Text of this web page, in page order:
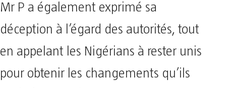
Mr P a également exprimé sa
déception à l’égard des autorités, tout
en appelant les Nigérians à rester unis
pour obtenir les changements qu’ils